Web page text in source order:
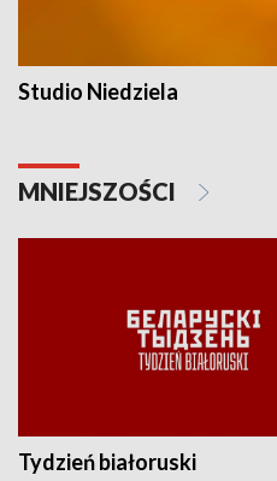
Studio Niedziela
MNIEJSZOŚCI
Tydzień białoruski